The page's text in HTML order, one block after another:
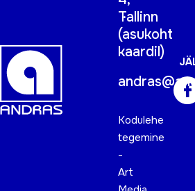
Tallinn
(asukoht
kaardil)
Kodulehe
tegemine
-
Art